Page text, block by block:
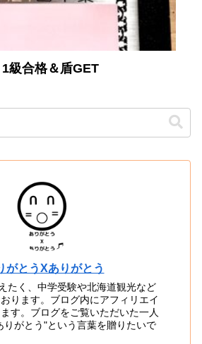
1級合格＆盾GET
がとうXありがとう
たく、中学受験や北海道観光など
ります。ブログ内にアフィリエイ
す。ブログをご覧いただいた一人
りがとう"という言葉を贈りたいで